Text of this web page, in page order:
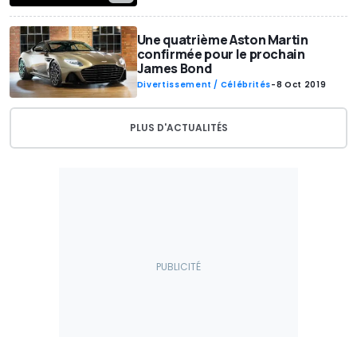
Une quatrième Aston Martin
confirmée pour le prochain
James Bond
Divertissement / Célébrités-8 Oct 2019
PLUS D'ACTUALITÉS